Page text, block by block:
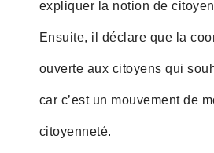
expliquer la notion de
Ensuite, il déclare que la
ouverte aux citoyens qui
car c’est un mouvement de
citoyenneté.